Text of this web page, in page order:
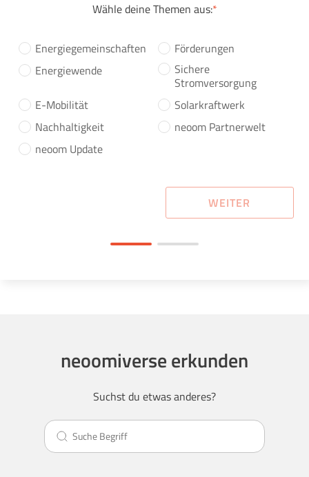
Wähle deine Themen aus:*
Energiegemeinschaften
Förderungen
Energiewende
Sichere
Stromversorgung
E-Mobilität
Solarkraftwerk
Nachhaltigkeit
neoom Partnerwelt
neoom Update
WEITER
neoomiverse erkunden
Suchst du etwas anderes?